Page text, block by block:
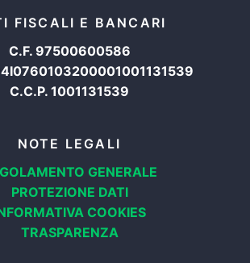
FISCALI E BANCARI
C.F. 97500600586
C.C.P. 1001131539
NOTE LEGALI
GENERALE
PROTEZIONE DATI
COOKIES
TRASPARENZA